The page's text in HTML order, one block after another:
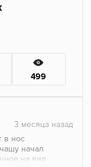
брать её
499
в нос
начал
на вид